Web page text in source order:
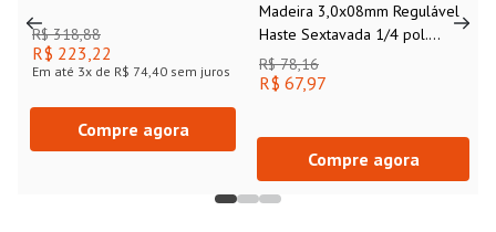
R$ 318,88
R$ 223,22
Em até 3x de R$ 74,40 sem juros
Compre agora
Madeira 3,0x08mm Regulável
Haste Sextavada 1/4 pol.
Metali
R$ 78,16
R$ 67,97
Compre agora